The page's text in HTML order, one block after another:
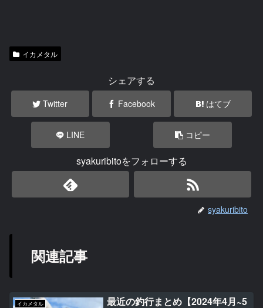
イカメタル
シェアする
Twitter Facebook はてブ
LINE コピー
syakuribitoをフォローする
syakuribito
関連記事
イカメタル
最近の釣行まとめ【2024年4月~5